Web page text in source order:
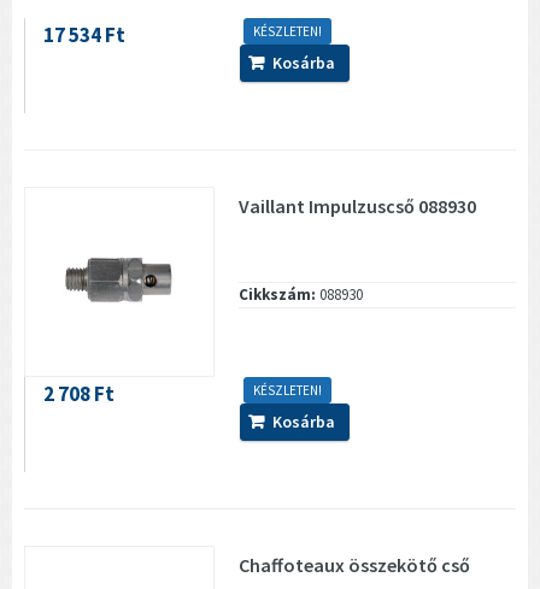
KÉSZLETEN!
17 534 Ft
Kosárba
Vaillant Impulzuscső 088930
Cikkszám: 088930
KÉSZLETEN!
2 708 Ft
Kosárba
Chaffoteaux összekötő cső